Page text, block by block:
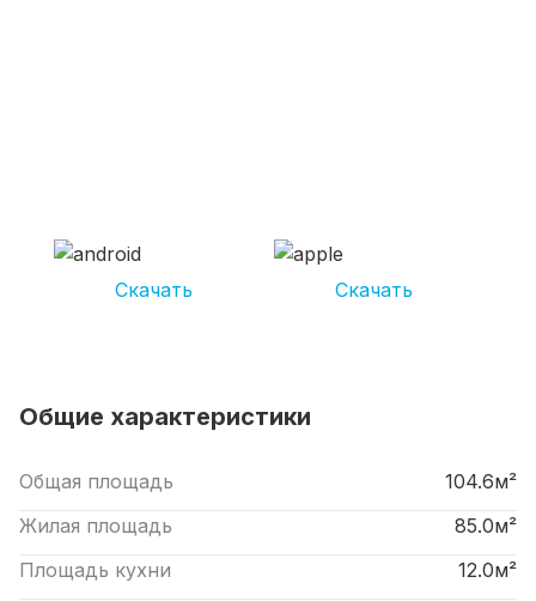
Скачать Скачать
Общие характеристики
Общая площадь
104.6м²
Жилая площадь
85.0м²
Площадь кухни
12.0м²